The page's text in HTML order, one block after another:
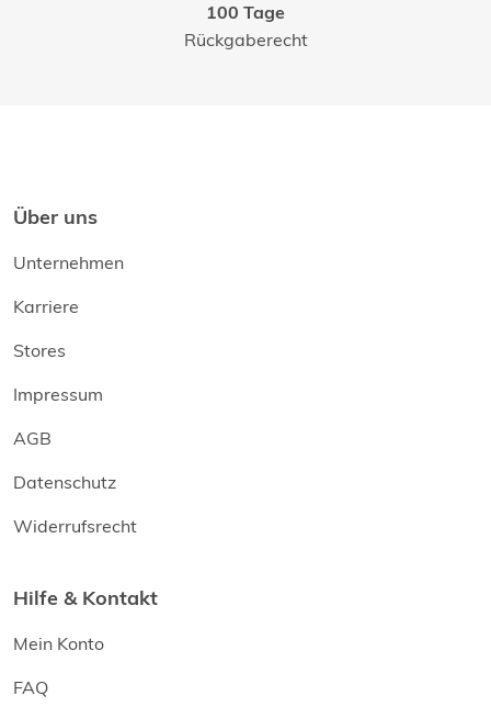
100 Tage
Rückgaberecht
Über uns
Unternehmen
Karriere
Stores
Impressum
AGB
Datenschutz
Widerrufsrecht
Hilfe & Kontakt
Mein Konto
FAQ